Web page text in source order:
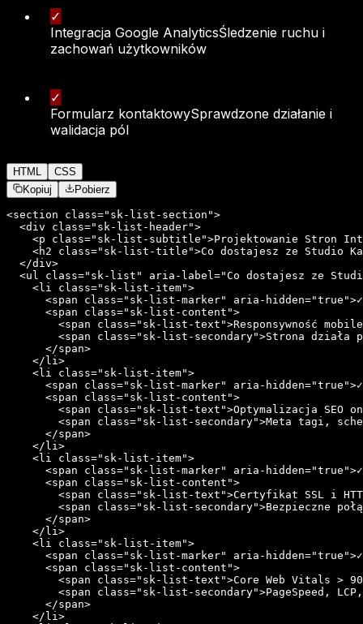
✓
Integracja Google AnalyticsŚledzenie ruchu i
zachowań użytkowników
✓
Formularz kontaktowySprawdzone działanie i
walidacja pól
HTML
CSS
Kopiuj
Pobierz
<section class="sk-list-section">
  <div class="sk-list-header">
<p class="sk-list-subtitle">Projektowanie Stron
<h2 class="sk-list-title">Co dostajesz ze Studio
  </div>
<ul class="sk-list" aria-label="Co dostajesz ze
    <li class="sk-list-item">
<span class="sk-list-marker" aria-
      <span class="sk-list-content">
<span class="sk-list-text">Responsywność
<span class="sk-list-secondary">Strona działa
      </span>
    </li>
    <li class="sk-list-item">
<span class="sk-list-marker" aria-
      <span class="sk-list-content">
<span class="sk-list-text">Optymalizacja SEO
<span class="sk-list-secondary">Meta tagi,
      </span>
    </li>
    <li class="sk-list-item">
<span class="sk-list-marker" aria-
      <span class="sk-list-content">
<span class="sk-list-text">Certyfikat SSL i
<span class="sk-list-secondary">Bezpieczne
      </span>
    </li>
    <li class="sk-list-item">
<span class="sk-list-marker" aria-
      <span class="sk-list-content">
<span class="sk-list-text">Core Web Vitals >
<span class="sk-list-secondary">PageSpeed,
      </span>
    </li>